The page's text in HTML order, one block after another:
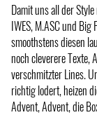
Damit uns all der
IWES, M.ASC und Big
smoothstens diesen
noch cleverere
verschmitzter Lines.
richtig lodert, heizen
Advent, Advent, die